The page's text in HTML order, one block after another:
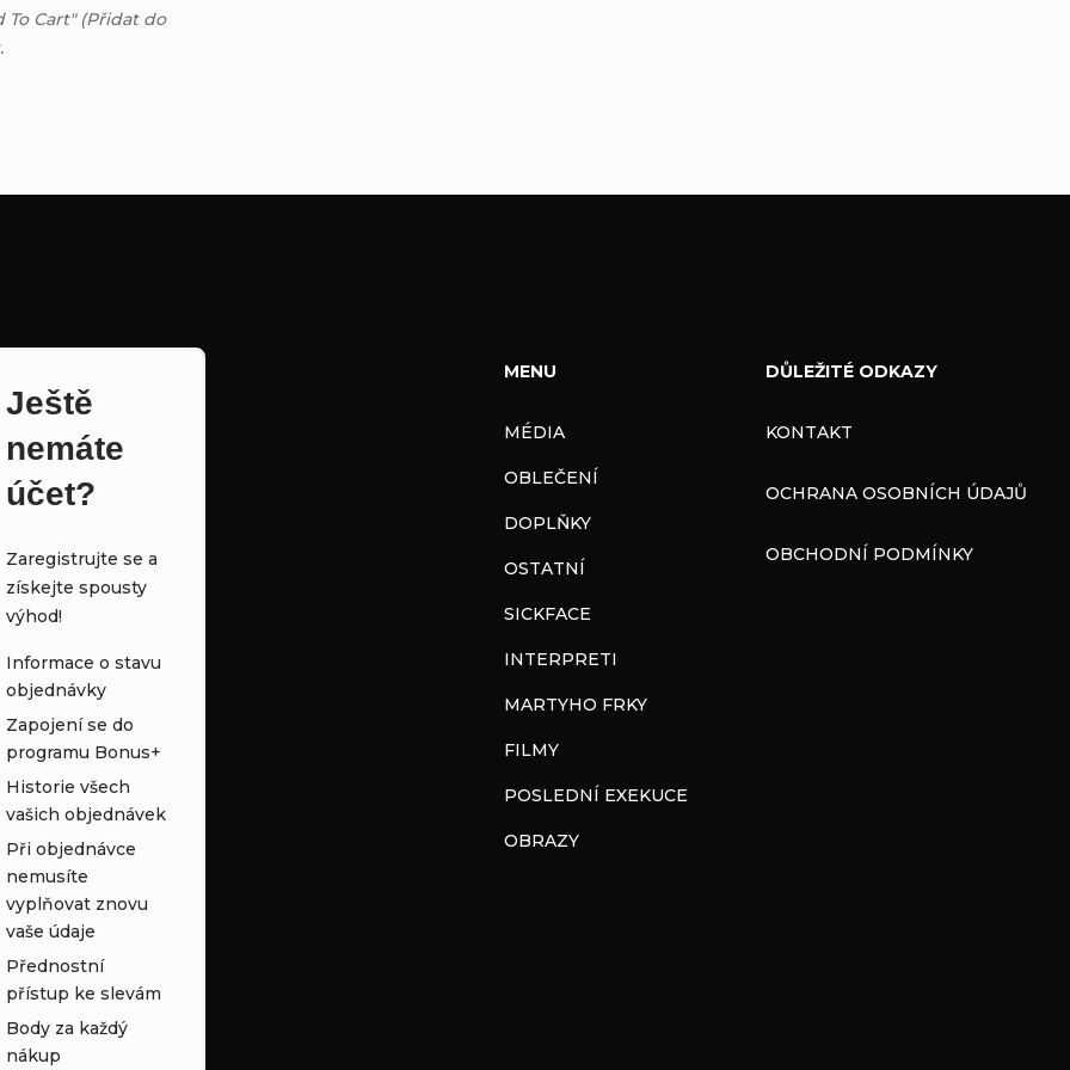
Cart" (Přidat do
Ještě
nemáte
účet?
Zaregistrujte se a
získejte spousty
výhod!
Informace o stavu
objednávky
Zapojení se do
programu Bonus+
Historie všech
vašich objednávek
Při objednávce
nemusíte
vyplňovat znovu
vaše údaje
Přednostní
přístup ke slevám
Body za každý
nákup
MENU
MÉDIA
OBLEČENÍ
DOPLŇKY
OSTATNÍ
SICKFACE
INTERPRETI
MARTYHO FRKY
FILMY
POSLEDNÍ EXEKUCE
OBRAZY
DŮLEŽITÉ ODKAZY
KONTAKT
OCHRANA OSOBNÍCH ÚDAJŮ
OBCHODNÍ PODMÍNKY